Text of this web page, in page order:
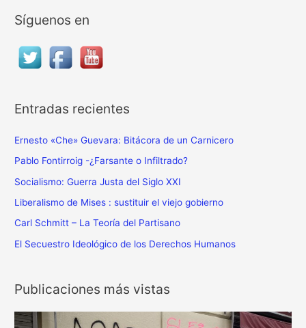
c
a
o
:
Síguenos en
Entradas recientes
Ernesto «Che» Guevara: Bitácora de un Carnicero
Pablo Fontirroig -¿Farsante o Infiltrado?
Socialismo: Guerra Justa del Siglo XXI
Liberalismo de Mises : sustituir el viejo gobierno
Carl Schmitt – La Teoría del Partisano
El Secuestro Ideológico de los Derechos Humanos
Publicaciones más vistas